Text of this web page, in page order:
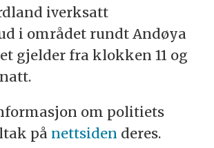
iverksatt
i området rundt Andøya
gjelder fra klokken 11 og
om politiets
på nettsiden deres.